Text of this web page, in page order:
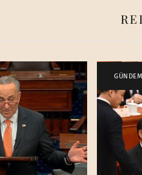
GÜNDEM